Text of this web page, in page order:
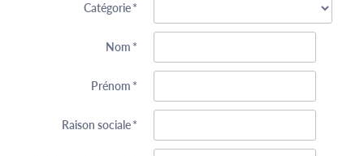
Catégorie*
Nom *
Prénom *
Raison sociale*